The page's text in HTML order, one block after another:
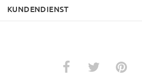
KUNDENDIENST